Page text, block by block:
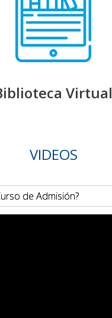
Virtual
VIDEOS